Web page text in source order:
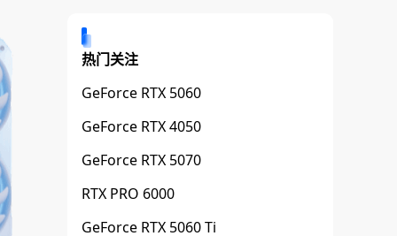
热门关注
GeForce RTX 5060
GeForce RTX 4050
GeForce RTX 5070
RTX PRO 6000
GeForce RTX 5060 Ti